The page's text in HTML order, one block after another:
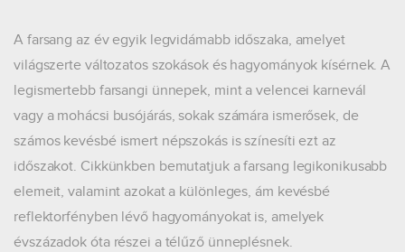
A farsang az év egyik legvidámabb időszaka, amelyet
világszerte változatos szokások és hagyományok kísérnek. A
legismertebb farsangi ünnepek, mint a velencei karnevál
vagy a mohácsi busójárás, sokak számára ismerősek, de
számos kevésbé ismert népszokás is színesíti ezt az
időszakot. Cikkünkben bemutatjuk a farsang legikonikusabb
elemeit, valamint azokat a különleges, ám kevésbé
reflektorfényben lévő hagyományokat is, amelyek
évszázadok óta részei a télűző ünneplésnek.